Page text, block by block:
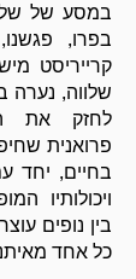
במסע של
בפרו,
קרייריסט
לחזק את
פרואנית
בחיים, יחד
ויכולותיו
בין נופים
כל אחד